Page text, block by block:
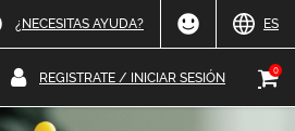
¿NECESITAS AYUDA? ES
REGISTRATE / INICIAR SESIÓN 0